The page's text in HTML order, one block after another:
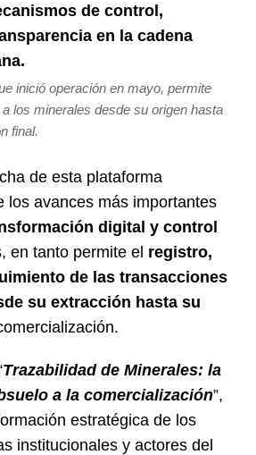
de control,
en la cadena
inició operación en mayo, permite
los minerales desde su origen hasta
final.
de esta plataforma
los avances más importantes
digital y control
en tanto permite el registro,
de las transacciones
su extracción hasta su
Trazabilidad de Minerales: la
a la comercialización”,
estratégica de los
institucionales y actores del